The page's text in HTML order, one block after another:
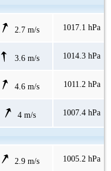
2.7 m/s 1017.1 hPa
3.6 m/s 1014.3 hPa
4.6 m/s 1011.2 hPa
4 m/s 1007.4 hPa
2.9 m/s 1005.2 hPa